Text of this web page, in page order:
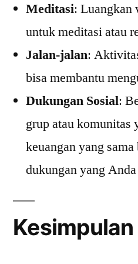
Meditasi: Luangkan
untuk meditasi atau
Jalan-jalan:
bisa membantu
Dukungan Sosial:
grup atau
keuangan yang
dukungan yang
Kesimpulan